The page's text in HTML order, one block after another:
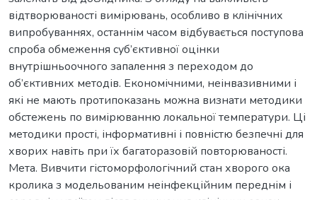
відтворюваності вимірювань, особливо в клінічних
випробуваннях, останнім часом відбувається поступова
спроба обмеження суб’єктивної оцінки
внутрішньоочного запалення з переходом до
об’єктивних методів. Економічними, неінвазивними і
які не мають протипоказань можна визнати методики
обстежень по вимірюванню локальної температури. Ці
методики прості, інформативні і повністю безпечні для
хворих навіть при їх багаторазовій повторюваності.
Мета. Вивчити гістоморфологічний стан хворого ока
кролика з модельованим неінфекційним переднім і